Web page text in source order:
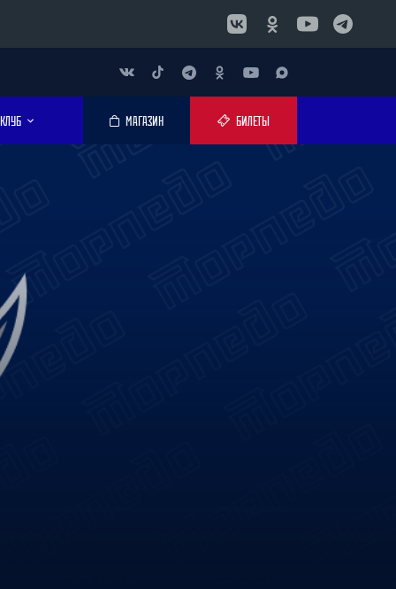
КЛУБ МАГАЗИН БИЛЕТЫ